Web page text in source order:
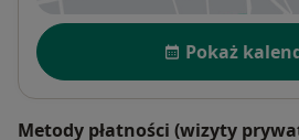
Dostępność
Pokaż
Metody płatności (wizyty